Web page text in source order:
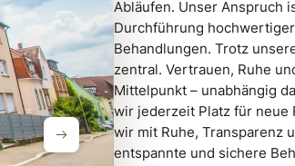
Abläufen. Unser Anspruch
Durchführung
Behandlungen. Trotz
zentral. Vertrauen, Ruhe
Mittelpunkt – unabhängig
wir jederzeit Platz für neue
wir mit Ruhe, Transparenz
entspannte und sichere